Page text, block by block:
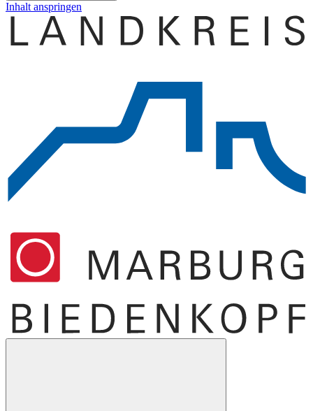
Inhalt anspringen